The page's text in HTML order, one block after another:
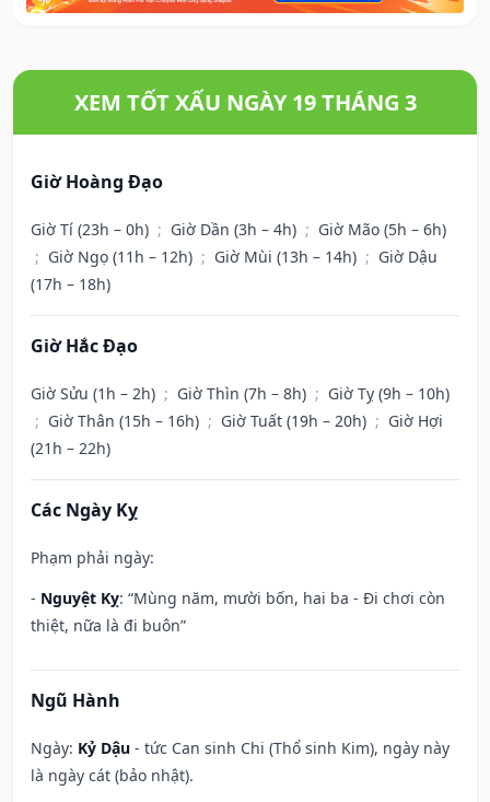
XEM TỐT XẤU NGÀY 19 THÁNG 3
Giờ Hoàng Đạo
Giờ Tí (23h – 0h) ; Giờ Dần (3h – 4h) ; Giờ Mão (5h – 6h)
; Giờ Ngọ (11h – 12h) ; Giờ Mùi (13h – 14h) ; Giờ Dậu
(17h – 18h)
Giờ Hắc Đạo
Giờ Sửu (1h – 2h) ; Giờ Thìn (7h – 8h) ; Giờ Tỵ (9h – 10h)
; Giờ Thân (15h – 16h) ; Giờ Tuất (19h – 20h) ; Giờ Hợi
(21h – 22h)
Các Ngày Kỵ
Phạm phải ngày:
- Nguyệt Kỵ: “Mùng năm, mười bốn, hai ba - Đi chơi còn
thiệt, nữa là đi buôn”
Ngũ Hành
Ngày: Kỷ Dậu - tức Can sinh Chi (Thổ sinh Kim), ngày này
là ngày cát (bảo nhật).